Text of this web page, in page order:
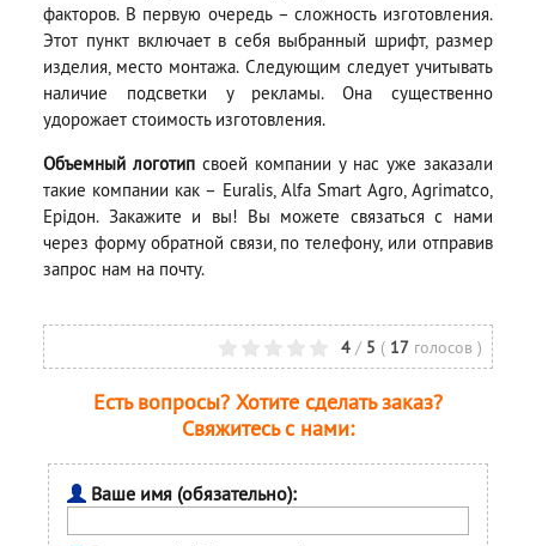
факторов. В первую очередь – сложность изготовления.
Этот пункт включает в себя выбранный шрифт, размер
изделия, место монтажа. Следующим следует учитывать
наличие подсветки у рекламы. Она существенно
удорожает стоимость изготовления.
Объемный логотип своей компании у нас уже заказали
такие компании как – Euralis, Alfa Smart Agro, Agrimatco,
Ерідон. Закажите и вы! Вы можете связаться с нами
через форму обратной связи, по телефону, или отправив
запрос нам на почту.
4 / 5 ( 17 голосов)
Есть вопросы? Хотите сделать заказ?
Свяжитесь с нами:
Ваше имя (обязательно):